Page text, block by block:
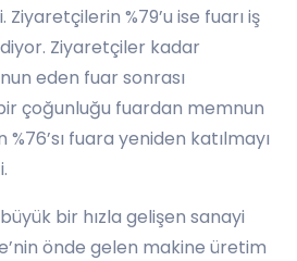
Ziyaretçilerin %79’u ise fuarı iş
Ziyaretçiler kadar
eden fuar sonrası
çoğunluğu fuardan memnun
fuara yeniden katılmayı
bir hızla gelişen sanayi
önde gelen makine üretim